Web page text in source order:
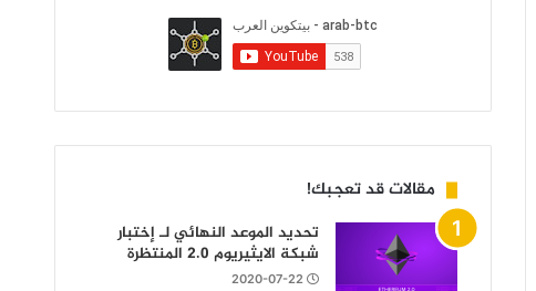
مقالات قد تعجبك!
تحديد الموعد النهائي لـ إختبار
شبكة الايثيريوم 2.0 المنتظرة
2020-07-22